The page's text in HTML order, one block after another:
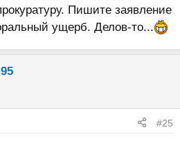
Пишите заявление
ущерб. Делов-то...
#25